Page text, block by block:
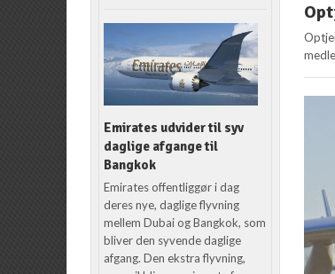
Emirates udvider til syv
daglige afgange til
Bangkok
Emirates offentliggør i dag
deres nye, daglige flyvning
mellem Dubai og Bangkok, som
bliver den syvende daglige
afgang. Den ekstra flyvning,